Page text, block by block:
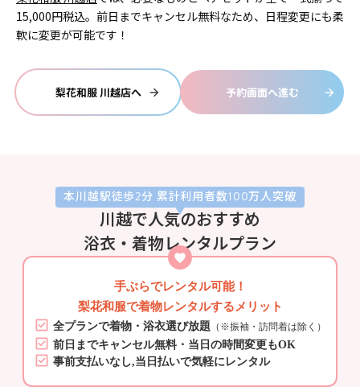
15,000円税込。前日までキャンセル無料なため、日程変更にも柔
軟に変更が可能です！
梨花和服 川越店へ 予約画面へ進む
本川越駅徒歩2分 累計利用者数100万人突破
川越で人気のおすすめ
浴衣・着物レンタルプラン
手ぶらでレンタル可能！
梨花和服で着物レンタルするメリット
全プランで着物・浴衣選び放題 （※振袖・訪問着は除く）
前日までキャンセル無料・当日の時間変更もOK
事前支払いなし,当日払いで気軽にレンタル